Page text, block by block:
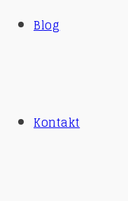
Blog
Kontakt